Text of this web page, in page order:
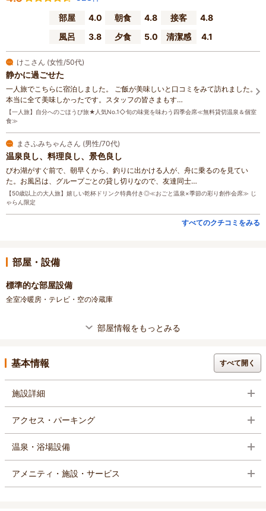
部屋
4.0 朝食 4.8 接客
4.8
風呂
3.8 夕食 5.0 清潔感 4.1
けこさん (女性/50代)
静かに過ごせた
一人旅でこちらに宿泊しました。 ご飯が美味しいと口コミをみて訪れました。
本当に全て美味しかったです。スタッフの皆さまもす…
【一人旅】自分へのごほうび旅★人気No.1◇旬の味覚を味わう四季会席≪無料貸切温泉＆個室
食≫
まさふみちゃんさん (男性/70代)
温泉良し、料理良し、景色良し
びわ湖がすぐ前で、朝早くから、釣りに出かける人が、舟に乗るのを見てい
た。お風呂は、グループごとの貸し切りなので、友達同士…
【50歳以上の大人旅】嬉しい乾杯ドリンク特典付き◎≪おごと温泉×季節の彩り創作会席≫ じ
ゃらん限定
すべてのクチコミをみる
部屋・設備
標準的な部屋設備
全室冷暖房・テレビ・空の冷蔵庫
部屋情報をもっとみる
基本情報 すべて開く
施設詳細
アクセス・パーキング
温泉・浴場設備
アメニティ・施設・サービス